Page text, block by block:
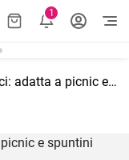
1
Torta salata ricotta e spinaci: adatta a picnic e spuntini saporiti